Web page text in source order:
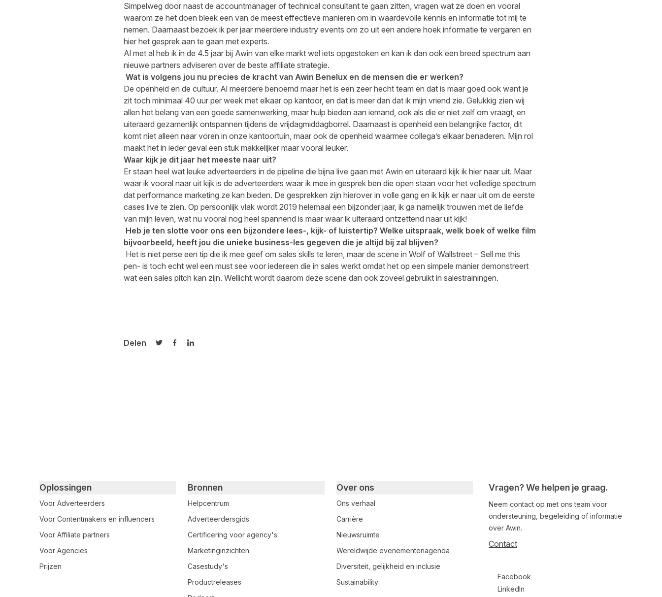
Simpelweg door naast de accountmanager of technical consultant te gaan zitten, vragen wat ze doen en vooral
waarom ze het doen bleek een van de meest effectieve manieren om in waardevolle kennis en informatie tot mij te
nemen. Daarnaast bezoek ik per jaar meerdere industry events om zo uit een andere hoek informatie te vergaren en
hier het gesprek aan te gaan met experts.
Al met al heb ik in de 4.5 jaar bij Awin van elke markt wel iets opgestoken en kan ik dan ook een breed spectrum aan
nieuwe partners adviseren over de beste affiliate strategie.
Wat is volgens jou nu precies de kracht van Awin Benelux en de mensen die er werken?
De openheid en de cultuur. Al meerdere benoemd maar het is een zeer hecht team en dat is maar goed ook want je
zit toch minimaal 40 uur per week met elkaar op kantoor, en dat is meer dan dat ik mijn vriend zie. Gelukkig zien wij
allen het belang van een goede samenwerking, maar hulp bieden aan iemand, ook als die er niet zelf om vraagt, en
uiteraard gezamenlijk ontspannen tijdens de vrijdagmiddagborrel. Daarnaast is openheid een belangrijke factor, dit
komt niet alleen naar voren in onze kantoortuin, maar ook de openheid waarmee collega’s elkaar benaderen. Mijn rol
maakt het in ieder geval een stuk makkelijker maar vooral leuker.
Waar kijk je dit jaar het meeste naar uit?
Er staan heel wat leuke adverteerders in de pipeline die bijna live gaan met Awin en uiteraard kijk ik hier naar uit. Maar
waar ik vooral naar uit kijk is de adverteerders waar ik mee in gesprek ben die open staan voor het volledige spectrum
dat performance marketing ze kan bieden. De gesprekken zijn hierover in volle gang en ik kijk er naar uit om de eerste
cases live te zien. Op persoonlijk vlak wordt 2019 helemaal een bijzonder jaar, ik ga namelijk trouwen met de liefde
van mijn leven, wat nu vooral nog heel spannend is maar waar ik uiteraard ontzettend naar uit kijk!
Heb je ten slotte voor ons een bijzondere lees-, kijk- of luistertip? Welke uitspraak, welk boek of welke film
bijvoorbeeld, heeft jou die unieke business-les gegeven die je altijd bij zal blijven?
Het is niet perse een tip die ik mee geef om sales skills te leren, maar de scene in Wolf of Wallstreet – Sell me this
pen- is toch echt wel een must see voor iedereen die in sales werkt omdat het op een simpele manier demonstreert
wat een sales pitch kan zijn. Wellicht wordt daarom deze scene dan ook zoveel gebruikt in salestrainingen.
Delen
Delen op Twitter
Delen op Facebook
Delen op LinkedIn
Vragen? We helpen je graag.
Neem contact op met ons team voor
ondersteuning, begeleiding of informatie
over Awin.
Contact
Facebook
LinkedIn
Primary footer navigation
Oplossingen
Voor Adverteerders
Voor Contentmakers en influencers
Voor Affiliate partners
Voor Agencies
Prijzen
Bronnen
Helpcentrum
Adverteerdersgids
Certificering voor agency's
Marketinginzichten
Casestudy's
Productreleases
Over ons
Ons verhaal
Carrière
Nieuwsruimte
Wereldwijde evenementenagenda
Diversiteit, gelijkheid en inclusie
Sustainability